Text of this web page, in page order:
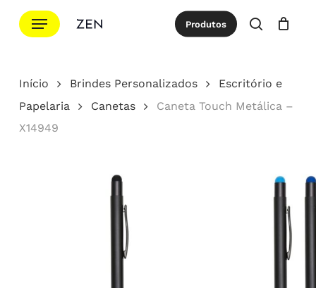
para
principal
Menu Produtos
procurar
Cotação Close
Início Brindes Personalizados
Escritório e
Papelaria
Canetas
Caneta Touch Metálica –
X14949